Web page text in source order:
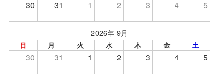
30 31 1 2 3 4 5
2026年 9月
日 月 火 水 木 金 土
30 31 1 2 3 4 5